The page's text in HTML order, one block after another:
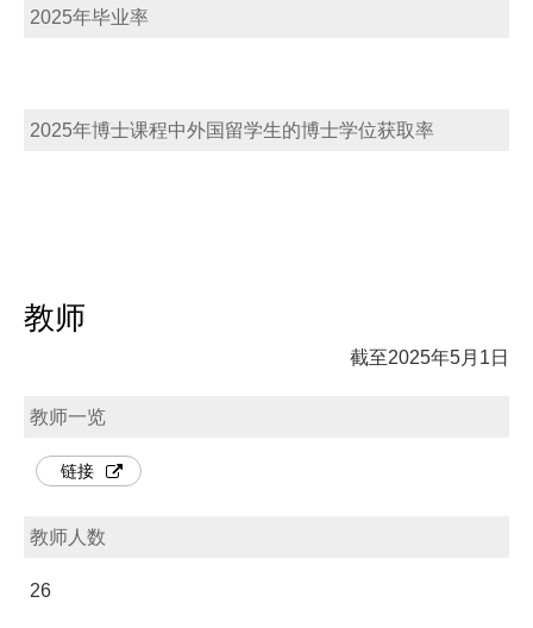
2025年毕业率
2025年博士课程中外国留学生的博士学位获取率
教师
截至2025年5月1日
教师一览
链接
教师人数
26